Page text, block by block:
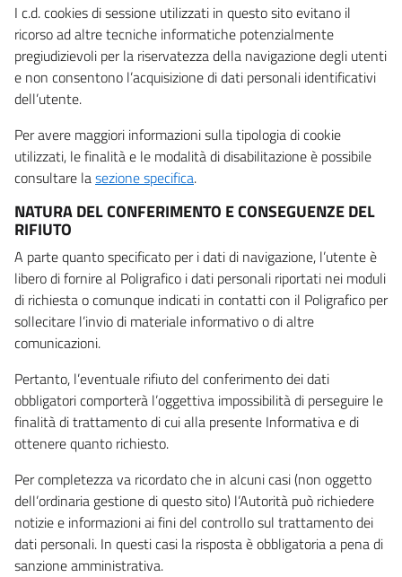
I c.d. cookies di sessione utilizzati in questo sito evitano il
ricorso ad altre tecniche informatiche potenzialmente
pregiudizievoli per la riservatezza della navigazione degli utenti
e non consentono l’acquisizione di dati personali identificativi
dell’utente.
Per avere maggiori informazioni sulla tipologia di cookie
utilizzati, le finalità e le modalità di disabilitazione è possibile
consultare lasezione specifica.
NATURA DEL CONFERIMENTO E CONSEGUENZE DEL
RIFIUTO
A parte quanto specificato per i dati di navigazione, l’utente è
libero di fornire al Poligrafico i dati personali riportati nei moduli
di richiesta o comunque indicati in contatti con il Poligrafico per
sollecitare l’invio di materiale informativo o di altre
comunicazioni.
Pertanto, l’eventuale rifiuto del conferimento dei dati
obbligatori comporterà l’oggettiva impossibilità di perseguire le
finalità di trattamento di cui alla presente Informativa e di
ottenere quanto richiesto.
Per completezza va ricordato che in alcuni casi (non oggetto
dell’ordinaria gestione di questo sito) l’Autorità può richiedere
notizie e informazioni ai fini del controllo sul trattamento dei
dati personali. In questi casi la risposta è obbligatoria a pena di
sanzione amministrativa.